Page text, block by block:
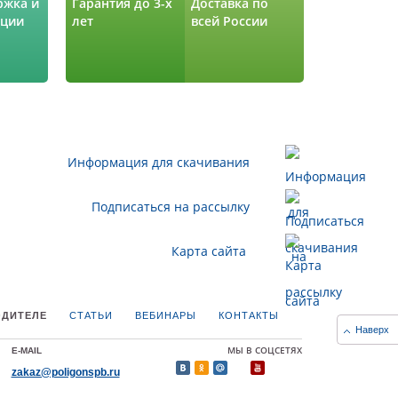
лет
всей России
Информация для скачивания
Подписаться на рассылку
Карта сайта
СТАТЬИ ВЕБИНАРЫ КОНТАКТЫ
E-MAIL
zakaz@poligonspb.ru
МЫ В СОЦСЕТЯХ
Наверх